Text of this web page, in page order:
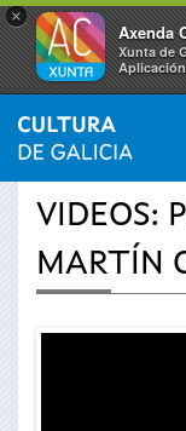
×
Axenda
Xunta de
Se
encuentra
usted
INICIO ›
VIDEOS:
MARTÍN